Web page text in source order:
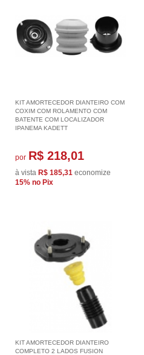
KIT AMORTECEDOR DIANTEIRO COM
COXIM COM ROLAMENTO COM
BATENTE COM LOCALIZADOR
IPANEMA KADETT
por R$ 218,01
à vista R$ 185,31 economize
15% no Pix
KIT AMORTECEDOR DIANTEIRO
COMPLETO 2 LADOS FUSION